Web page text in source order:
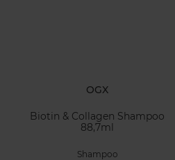
OGX
Biotin & Collagen Shampoo
88,7ml
Shampoo